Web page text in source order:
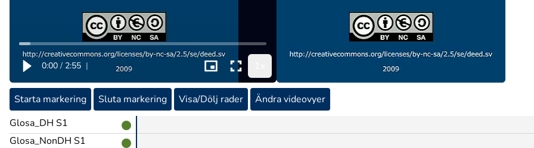
0:00 / 2:55 |
Starta markering Sluta markering Visa/Dölj rader
Ändra videovyer
Glosa_DH S1
Glosa_NonDH S1